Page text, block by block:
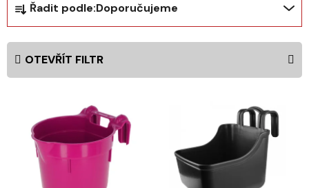
a
z
e
n
Řadit podle:Doporučujeme
OTEVŘÍT FILTR